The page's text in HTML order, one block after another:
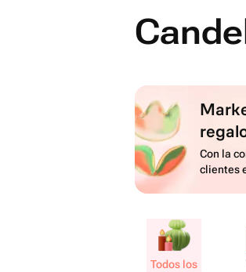
Con la
clientes
Todos los